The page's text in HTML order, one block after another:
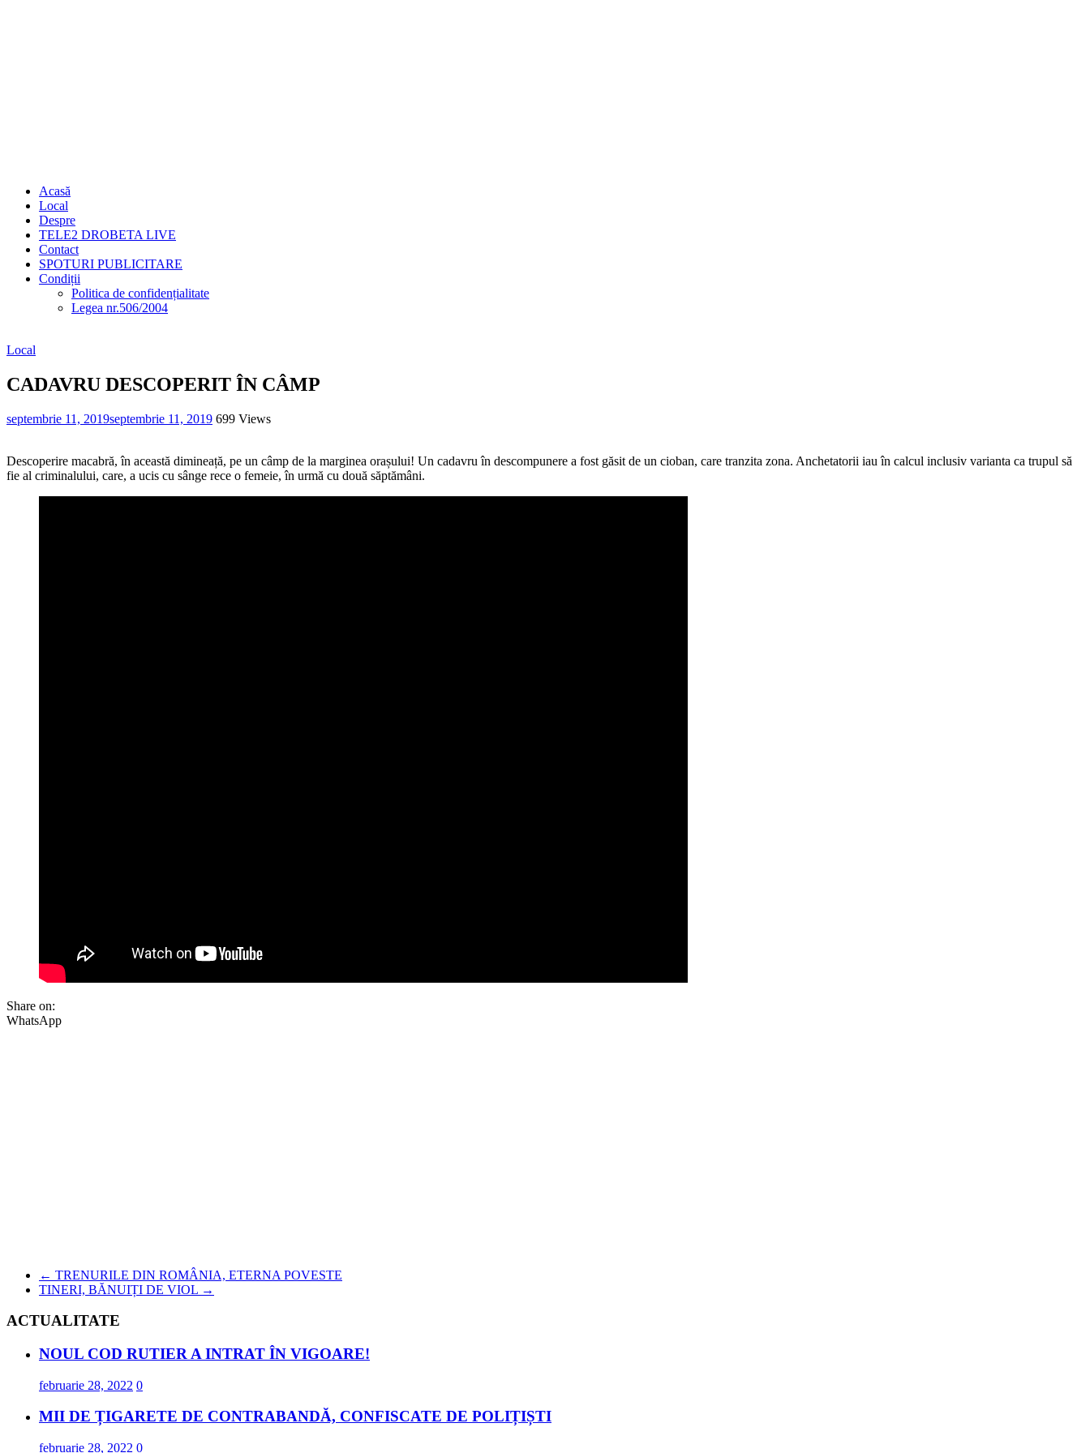
Acasă
Local
Despre
TELE2 DROBETA LIVE
Contact
SPOTURI PUBLICITARE
Condiții
Politica de confidențialitate
Legea nr.506/2004
Local
CADAVRU DESCOPERIT ÎN CÂMP
septembrie 11, 2019septembrie 11, 2019 699 Views
Descoperire macabră, în această dimineață, pe un câmp de la marginea orașului! Un cadavru în descompunere a fost găsit de un cioban, care tranzita zona. Anchetatorii iau în calcul inclusiv varianta ca trupul să
fie al criminalului, care, a ucis cu sânge rece o femeie, în urmă cu două săptămâni.
Share on:
WhatsApp
← TRENURILE DIN ROMÂNIA, ETERNA POVESTE
TINERI, BĂNUIȚI DE VIOL →
ACTUALITATE
NOUL COD RUTIER A INTRAT ÎN VIGOARE!
februarie 28, 2022 0
MII DE ȚIGARETE DE CONTRABANDĂ, CONFISCATE DE POLIȚIȘTI
februarie 28, 2022 0